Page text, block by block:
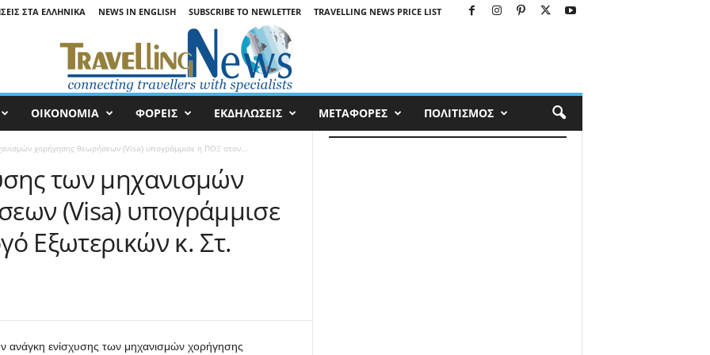
ΣΤΑ ΕΛΛΗΝΙΚΆ NEWS IN ENGLISH SUBSCRIBE TO NEWLETTER TRAVELLING NEWS PRICE LIST
ΟΙΚΟΝΟΜΙΑ ΦΟΡΕΙΣ ΕΚΔΗΛΩΣΕΙΣ ΜΕΤΑΦΟΡΕΣ ΠΟΛΙΤΙΣΜΟΣ
χορήγησης θεωρήσεων (Visa) υπογράμμισε η ΠΟΞ στον...
των μηχανισμών
(Visa) υπογράμμισε
Εξωτερικών κ. Στ.
ανάγκη ενίσχυσης των μηχανισμών χορήγησης